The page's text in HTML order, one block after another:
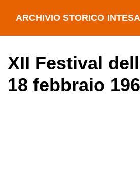
ARCHIVIO STORICO
XII Festival
18 febbraio